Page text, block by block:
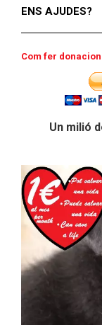
ENS AJUDES?
Com fer
Un milió